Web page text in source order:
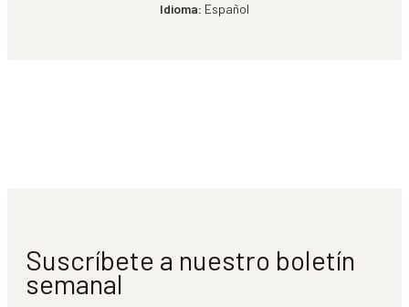
Idioma: Español
Suscríbete a nuestro boletín
semanal